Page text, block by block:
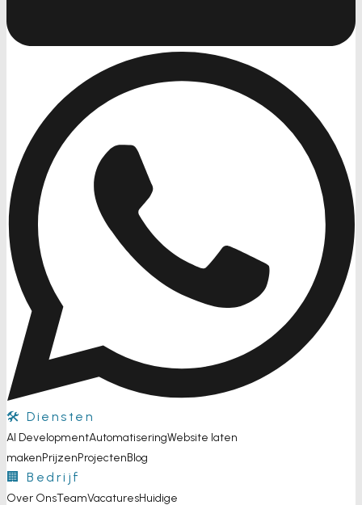
🛠️ Diensten
AI DevelopmentAutomatiseringWebsite laten
makenPrijzenProjectenBlog
🏢 Bedrijf
Over OnsTeamVacaturesHuidige